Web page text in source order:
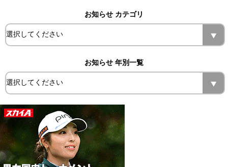
お知らせ カテゴリ
お知らせ 年別一覧